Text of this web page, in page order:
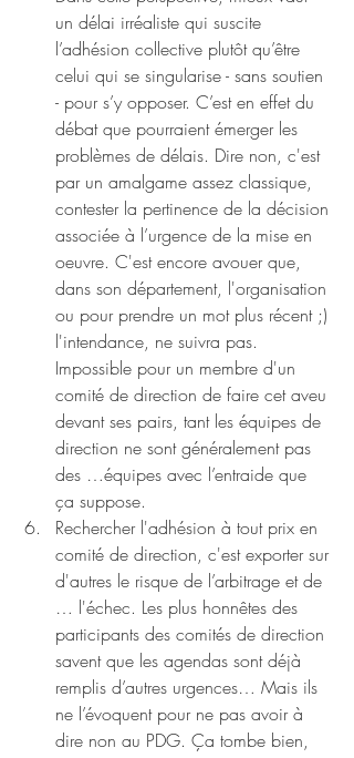
un délai irréaliste qui suscite
l’adhésion collective plutôt qu’être
celui qui se singularise - sans soutien
- pour s’y opposer. C’est en effet du
débat que pourraient émerger les
problèmes de délais. Dire non, c'est
par un amalgame assez classique,
contester la pertinence de la décision
associée à l’urgence de la mise en
oeuvre. C'est encore avouer que,
dans son département, l'organisation
ou pour prendre un mot plus récent ;)
l'intendance, ne suivra pas.
Impossible pour un membre d'un
comité de direction de faire cet aveu
devant ses pairs, tant les équipes de
direction ne sont généralement pas
des …équipes avec l’entraide que
ça suppose.
Rechercher l'adhésion à tout prix en
comité de direction, c'est exporter sur
d'autres le risque de l’arbitrage et de
… l'échec. Les plus honnêtes des
participants des comités de direction
savent que les agendas sont déjà
remplis d’autres urgences… Mais ils
ne l’évoquent pour ne pas avoir à
dire non au PDG. Ça tombe bien,